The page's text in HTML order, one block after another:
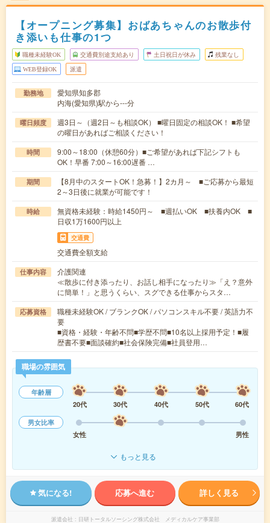
【オープニング募集】おばあちゃんのお散歩付
き添いも仕事の1つ
職種未経験OK 交通費別途支給あり 土日祝日が休み 残業なし
WEB登録OK 派遣
勤務地
愛知県知多郡
内海(愛知県)駅から---分
曜日頻度
週3日～（週2日～も相談OK） ■曜日固定の相談OK！ ■希望
の曜日があればご相談ください！
時間
9:00～18:00（休憩60分）■ご希望があれば下記シフトも
OK！早番 7:00～16:00遅番 …
期間
【8月中のスタートOK！急募！】2カ月～ ■ご応募から最短
2～3日後に就業が可能です！
時給
無資格未経験：時給1450円～ ■週払いOK ■扶養内OK ■
日収1万1600円以上
交通費
交通費全額支給
仕事内容
介護関連
≪散歩に付き添ったり、お話し相手になったり≫「え？意外
に簡単！」と思うくらい、スグできる仕事からスタ…
応募資格
職種未経験OK / ブランクOK / パソコンスキル不要 / 英語力不
要
■資格・経験・年齢不問■学歴不問■10名以上採用予定！■履
歴書不要■面談確約■社会保険完備■社員登用…
職場の雰囲気
年齢層
20代
30代 40代 50代
60代
男女比率
女性
男性
もっと見る
気になる! 応募へ進む 詳しく見る
派遣会社 日研トータルソーシング株式会社 メディカルケア事業部